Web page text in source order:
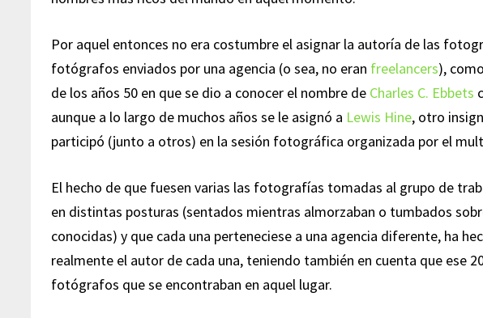
Por aquel entonces no era costumbre el asignar la autoría de las
fotógrafos enviados por una agencia (o sea, no eran freelancers),
de los años 50 en que se dio a conocer el nombre de Charles C. Ebbets
aunque a lo largo de muchos años se le asignó a Lewis Hine, otro
participó (junto a otros) en la sesión fotográfica organizada por el
El hecho de que fuesen varias las fotografías tomadas al grupo de
en distintas posturas (sentados mientras almorzaban o tumbados
conocidas) y que cada una perteneciese a una agencia diferente, ha
realmente el autor de cada una, teniendo también en cuenta que ese
fotógrafos que se encontraban en aquel lugar.